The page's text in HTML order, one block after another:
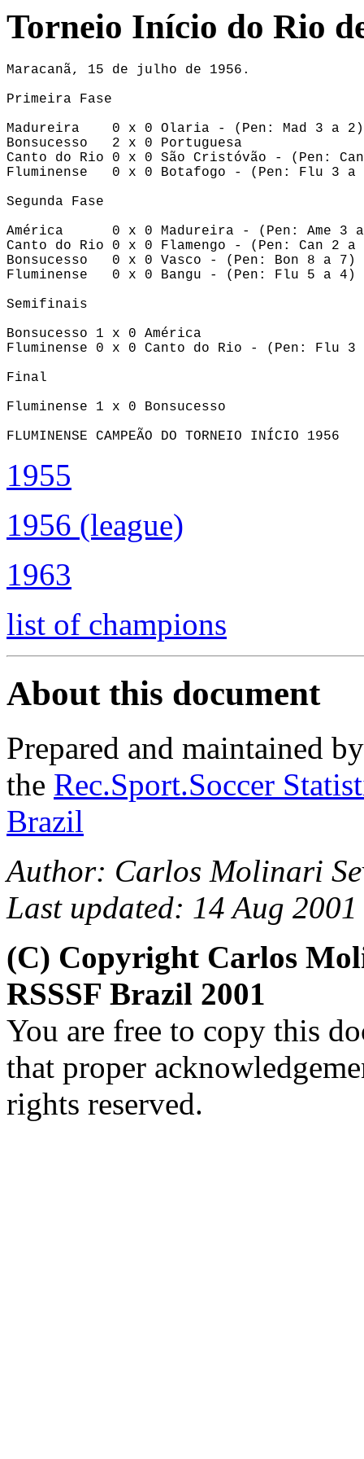
Torneio Início do Rio
Maracanã, 15 de julho de 1956.
Primeira Fase
Madureira    0 x 0 Olaria - (Pen: Mad 3 a 2)
Bonsucesso   2 x 0 Portuguesa
Canto do Rio 0 x 0 São Cristóvão - (Pen:
Fluminense   0 x 0 Botafogo - (Pen: Flu 3 a
Segunda Fase
América      0 x 0 Madureira - (Pen: Ame 3
Canto do Rio 0 x 0 Flamengo - (Pen: Can 2 a
Bonsucesso   0 x 0 Vasco - (Pen: Bon 8 a 7)
Fluminense   0 x 0 Bangu - (Pen: Flu 5 a 4)
Semifinais
Bonsucesso 1 x 0 América
Fluminense 0 x 0 Canto do Rio - (Pen: Flu 3
Final
Fluminense 1 x 0 Bonsucesso
FLUMINENSE CAMPEÃO DO TORNEIO INÍCIO 1956
1955
1956 (league)
1963
list of champions
About this document
Prepared and maintained
the Rec.Sport.Soccer
Brazil
Author: Carlos Molinari
Last updated: 14 Aug 2001
(C) Copyright Carlos
RSSSF Brazil 2001
You are free to copy this
that proper
rights reserved.